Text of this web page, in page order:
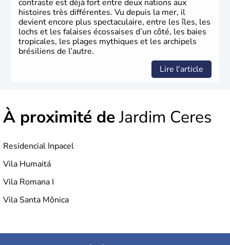
contraste est déjà fort entre deux nations aux
histoires très différentes. Vu depuis la mer, il
devient encore plus spectaculaire, entre les îles, les
lochs et les falaises écossaises d’un côté, les baies
tropicales, les plages mythiques et les archipels
brésiliens de l’autre.
Lire l'article
À proximité deJardim Ceres
Residencial Inpacel
Vila Humaitá
Vila Romana I
Vila Santa Mônica